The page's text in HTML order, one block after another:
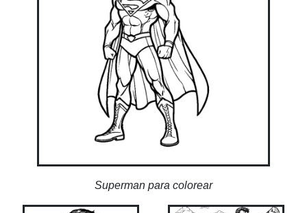
Superman para colorear